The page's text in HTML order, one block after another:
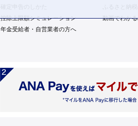
ふるさと納
控除上限額シミュレーション
動画でわか
年金受給者・自営業者の方へ